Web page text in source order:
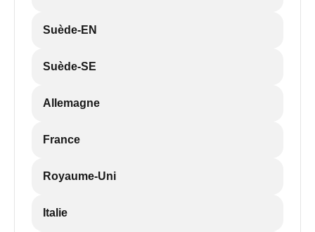
Suède-EN
Suède-SE
Allemagne
France
Royaume-Uni
Italie